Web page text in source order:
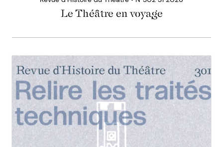
Le Théâtre en voyage